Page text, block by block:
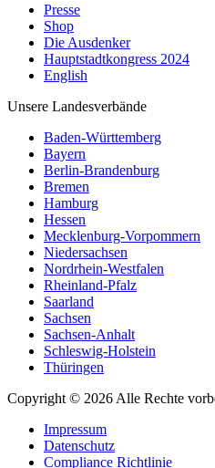
Presse
Shop
Die Ausdenker
Hauptstadtkongress 2024
English
Unsere Landesverbände
Baden-Württemberg
Bayern
Berlin-Brandenburg
Bremen
Hamburg
Hessen
Mecklenburg-Vorpommern
Niedersachsen
Nordrhein-Westfalen
Rheinland-Pfalz
Saarland
Sachsen
Sachsen-Anhalt
Schleswig-Holstein
Thüringen
Copyright © 2026 Alle Rechte
Impressum
Datenschutz
Compliance Richtlinie